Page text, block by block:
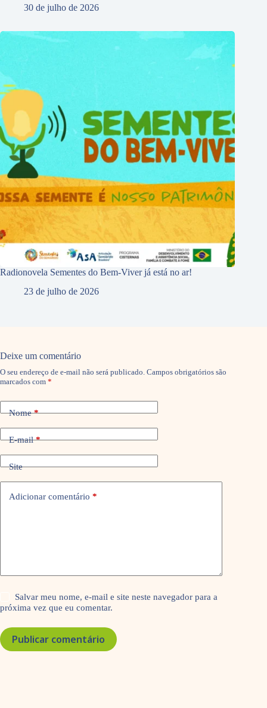
30 de julho de 2026
Radionovela Sementes do Bem-Viver já está no ar!
23 de julho de 2026
Deixe um comentário
O seu endereço de e-mail não será publicado. Campos obrigatórios são
marcados com *
Nome*
E-mail*
Site
Adicionar comentário *
Salvar meu nome, e-mail e site neste navegador para a
próxima vez que eu comentar.
Publicar comentário